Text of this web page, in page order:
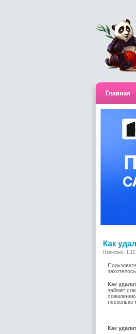
Главная
Как
Написано:
Как
займет
несколько
Как